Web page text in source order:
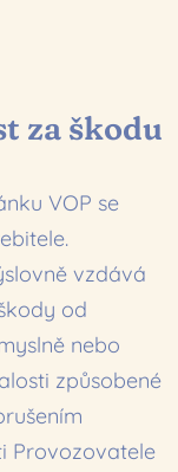
za škodu
VOP se
vzdává
od
nebo
způsobené
Provozovatele